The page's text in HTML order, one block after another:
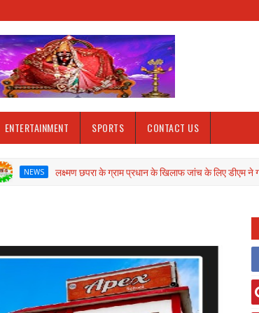
ENTERTAINMENT SPORTS CONTACT US
लक्ष्मण छपरा के ग्राम प्रधान के खिलाफ जांच के लिए डीएम ने गठित की कमेटी